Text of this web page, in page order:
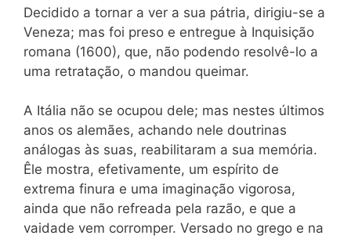
Decidido a tornar a ver a sua pátria, dirigiu-se a
Veneza; mas foi preso e entregue à Inquisição
romana (1600), que, não podendo resolvê-lo a
uma retratação, o mandou queimar.
A Itália não se ocupou dele; mas nestes últimos
anos os alemães, achando nele doutrinas
análogas às suas, reabilitaram a sua memória.
Êle mostra, efetivamente, um espírito de
extrema finura e uma imaginação vigorosa,
ainda que não refreada pela razão, e que a
vaidade vem corromper. Versado no grego e na